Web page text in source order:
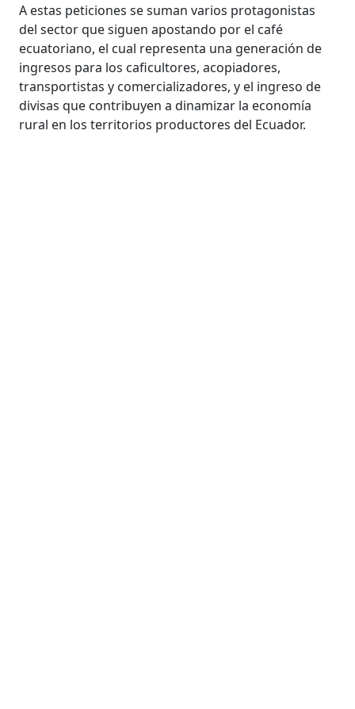
A estas peticiones se suman varios protagonistas
del sector que siguen apostando por el café
ecuatoriano, el cual representa una generación de
ingresos para los caficultores, acopiadores,
transportistas y comercializadores, y el ingreso de
divisas que contribuyen a dinamizar la economía
rural en los territorios productores del Ecuador.